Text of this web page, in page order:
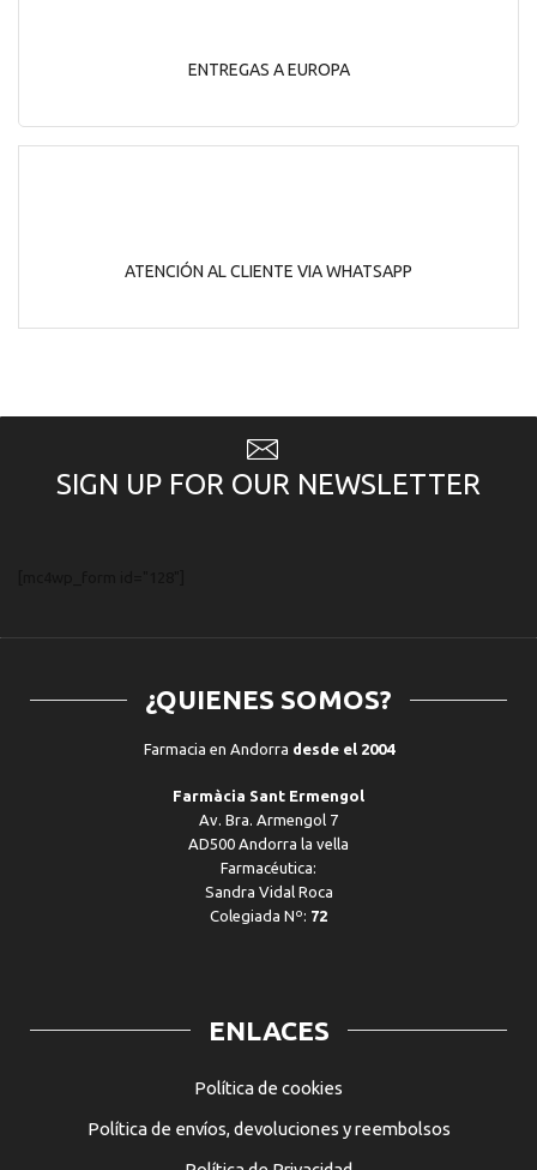
ENTREGAS A EUROPA
ATENCIÓN AL CLIENTE VIA WHATSAPP
SIGN UP FOR OUR NEWSLETTER
¿QUIENES SOMOS?
Farmacia en Andorra desde el 2004
Farmàcia Sant Ermengol
Av. Bra. Armengol 7
AD500 Andorra la vella
Farmacéutica:
Sandra Vidal Roca
Colegiada Nº: 72
ENLACES
Política de cookies
Política de envíos, devoluciones y reembolsos